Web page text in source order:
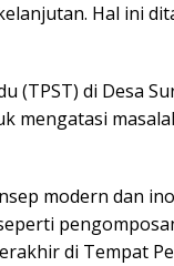
Hal ini
(TPST) di Desa
mengatasi
modern dan
di Tempat